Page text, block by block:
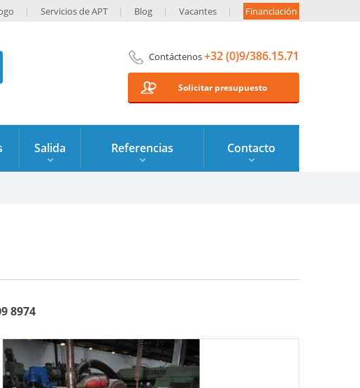
Servicios de APT Blog Vacantes Financiación
Contáctenos+32 (0)9/386.15.71
Solicitar presupuesto
Salida Referencias Contacto
8974